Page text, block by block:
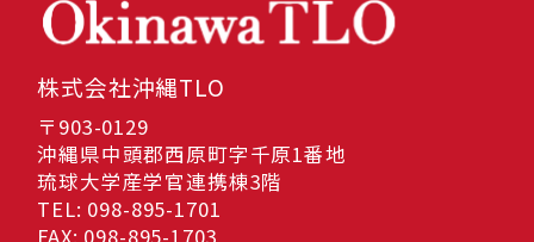
株式会社沖縄TLO
〒903-0129
沖縄県中頭郡西原町字千原1番地
琉球大学産学官連携棟3階
TEL: 098-895-1701
FAX: 098-895-1703